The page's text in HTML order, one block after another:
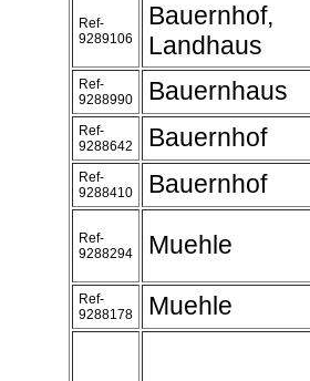
Ref-
9289106
Bauernhof,
Landhaus
Ref-
9288990
Bauernhaus
Ref-
9288642
Bauernhof
Ref-
9288410
Bauernhof
Ref-
9288294
Muehle
Ref-
9288178
Muehle